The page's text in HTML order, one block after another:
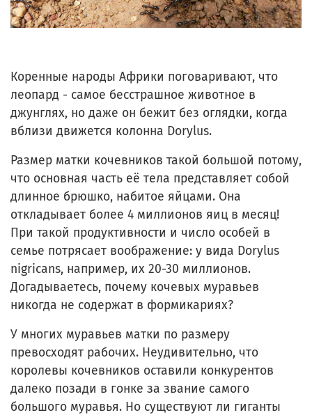
Коренные народы Африки поговаривают, что
леопард - самое бесстрашное животное в
джунглях, но даже он бежит без оглядки, когда
вблизи движется колонна Dorylus.
Размер матки кочевников такой большой потому,
что основная часть её тела представляет собой
длинное брюшко, набитое яйцами. Она
откладывает более 4 миллионов яиц в месяц!
При такой продуктивности и число особей в
семье потрясает воображение: у вида Dorylus
nigricans, например, их 20-30 миллионов.
Догадываетесь, почему кочевых муравьев
никогда не содержат в формикариях?
У многих муравьев матки по размеру
превосходят рабочих. Неудивительно, что
королевы кочевников оставили конкурентов
далеко позади в гонке за звание самого
большого муравья. Но существуют ли гиганты